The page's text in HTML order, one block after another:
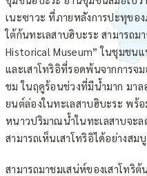
เนะซาวะ ที่ภายหลังการปะทุขอ
ใต้ก้นทะเลสาบฮิบะระ สามารถ
Historical Museum” ในชุมชนแ
และเสาโทริอิที่รอดพ้นจากการจ
ชม ในฤดูร้อนช่วงที่มีน้ำมาก มาล
ยนต์ล่องในทะเลสาบฮิบะระ พร้อ
หนาวปริมาณน้ำในทะเลสาบจะ
สามารถเห็นเสาโทริอิได้อย่างส
สามารถมาชมเสน่ห์ของเสาโทริ